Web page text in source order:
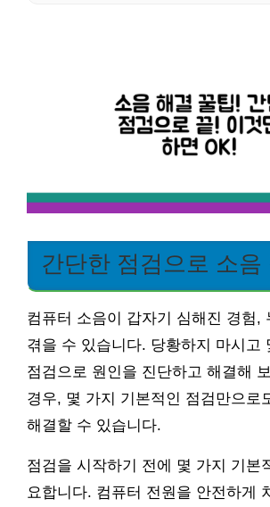
간단한 점검으로 소음
컴퓨터 소음이 갑자기 심해진 경험,
겪을 수 있습니다. 당황하지 마시고
점검으로 원인을 진단하고 해결해
경우, 몇 가지 기본적인 점검만으로
해결할 수 있습니다.
점검을 시작하기 전에 몇 가지 기본
요합니다. 컴퓨터 전원을 안전하게